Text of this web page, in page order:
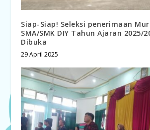
Siap-Siap! Seleksi penerimaan
SMA/SMK DIY Tahun Ajaran 2025/
Dibuka
29 April 2025